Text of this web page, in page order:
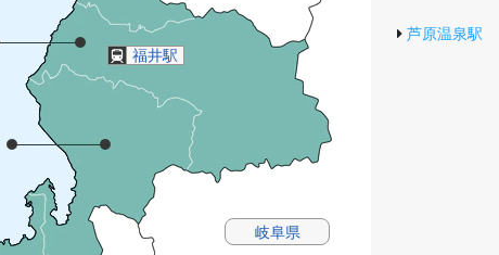
福井駅
岐阜県
芦原温泉駅